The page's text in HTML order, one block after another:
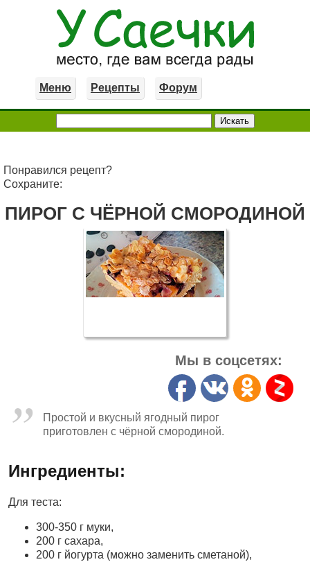
Меню Рецепты Форум
Понравился рецепт?
Сохраните:
ПИРОГ С ЧЁРНОЙ СМОРОДИНОЙ
Мы в соцсетях:
Простой и вкусный ягодный пирог
приготовлен с чёрной смородиной.
Ингредиенты:
Для теста:
300-350 г муки,
200 г сахара,
200 г йогурта (можно заменить сметаной),